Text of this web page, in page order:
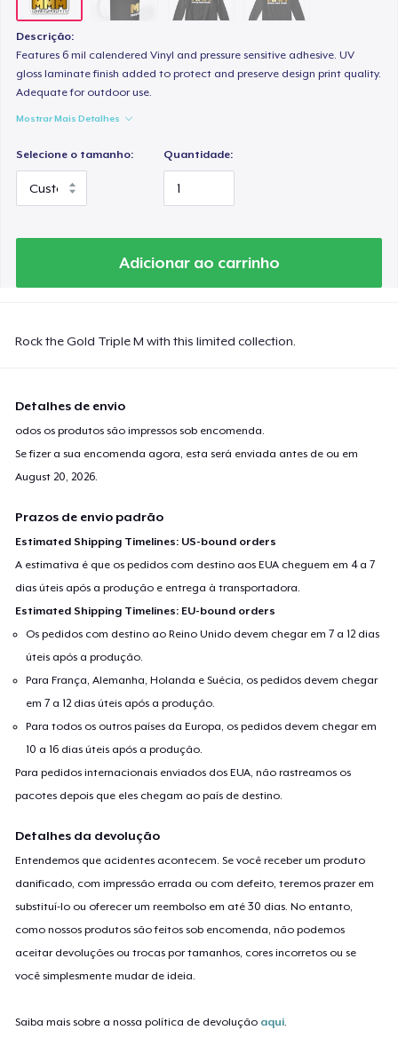
Descrição:
Features 6 mil calendered Vinyl and pressure sensitive adhesive. UV
gloss laminate finish added to protect and preserve design print quality.
Adequate for outdoor use.
Mostrar Mais Detalhes
Selecione o tamanho: Quantidade:
Adicionar ao carrinho
Rock the Gold Triple M with this limited collection.
Detalhes de envio
odos os produtos são impressos sob encomenda.
Se fizer a sua encomenda agora, esta será enviada antes de ou em
August 20, 2026.
Prazos de envio padrão
Estimated Shipping Timelines: US-bound orders
A estimativa é que os pedidos com destino aos EUA cheguem em 4 a 7
dias úteis após a produção e entrega à transportadora.
Estimated Shipping Timelines: EU-bound orders
Os pedidos com destino ao Reino Unido devem chegar em 7 a 12 dias
úteis após a produção.
Para França, Alemanha, Holanda e Suécia, os pedidos devem chegar
em 7 a 12 dias úteis após a produção.
Para todos os outros países da Europa, os pedidos devem chegar em
10 a 16 dias úteis após a produção.
Para pedidos internacionais enviados dos EUA, não rastreamos os
pacotes depois que eles chegam ao país de destino.
Detalhes da devolução
Entendemos que acidentes acontecem. Se você receber um produto
danificado, com impressão errada ou com defeito, teremos prazer em
substituí-lo ou oferecer um reembolso em até 30 dias. No entanto,
como nossos produtos são feitos sob encomenda, não podemos
aceitar devoluções ou trocas por tamanhos, cores incorretos ou se
você simplesmente mudar de ideia.
Saiba mais sobre a nossa política de devolução aqui.